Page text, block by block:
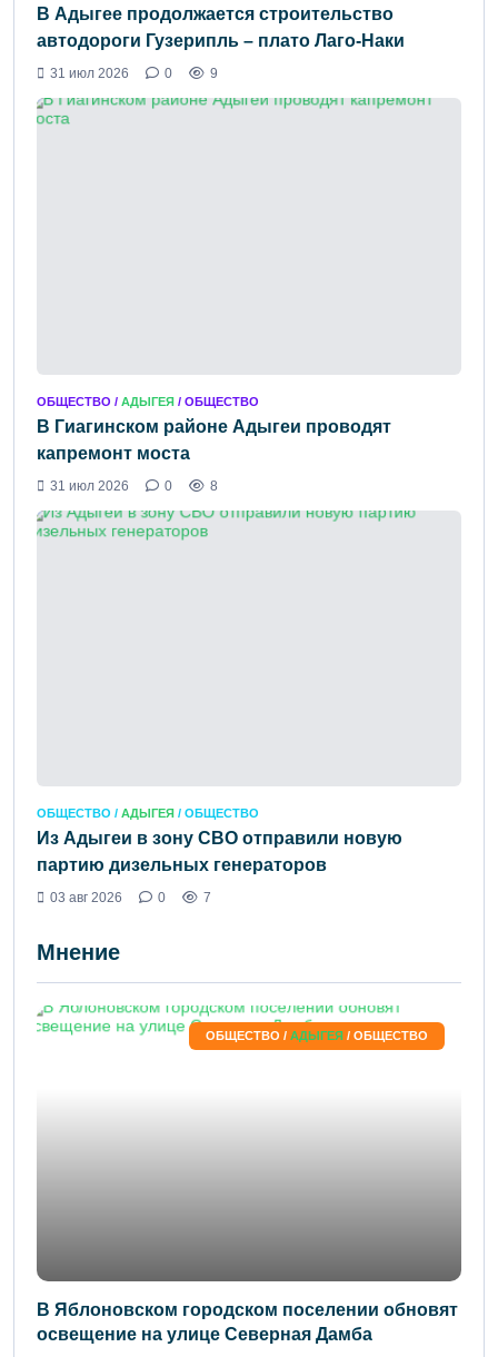
В Адыгее продолжается строительство
автодороги Гузерипль – плато Лаго-Наки
31 июл 2026 0 9
ОБЩЕСТВО / АДЫГЕЯ / ОБЩЕСТВО
В Гиагинском районе Адыгеи проводят
капремонт моста
31 июл 2026 0 8
ОБЩЕСТВО / АДЫГЕЯ / ОБЩЕСТВО
Из Адыгеи в зону СВО отправили новую
партию дизельных генераторов
03 авг 2026 0 7
Мнение
ОБЩЕСТВО / АДЫГЕЯ / ОБЩЕСТВО
В Яблоновском городском поселении обновят
освещение на улице Северная Дамба